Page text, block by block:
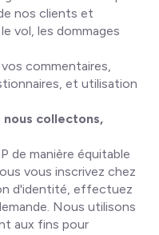
nos clients et
vol, les dommages
commentaires,
et utilisation
collectons,
de manière équitable
vous inscrivez chez
d'identité, effectuez
Nous utilisons
aux fins pour